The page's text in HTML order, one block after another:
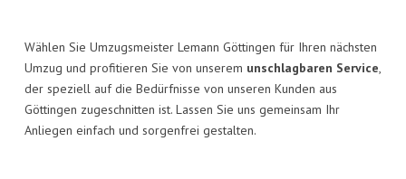
Wählen Sie Umzugsmeister Lemann Göttingen für Ihren nächsten
Umzug und profitieren Sie von unserem unschlagbaren Service,
der speziell auf die Bedürfnisse von unseren Kunden aus
Göttingen zugeschnitten ist. Lassen Sie uns gemeinsam Ihr
Anliegen einfach und sorgenfrei gestalten.